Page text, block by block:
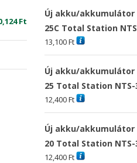
Ft Current
price
Új akku/akkumulátor
25C Total Station
13,100Ft
Új akku/akkumulátor
25 Total Station NTS-
12,400Ft
Új akku/akkumulátor
20 Total Station NTS-
12,400Ft